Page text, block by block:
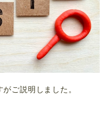
ご説明しました。